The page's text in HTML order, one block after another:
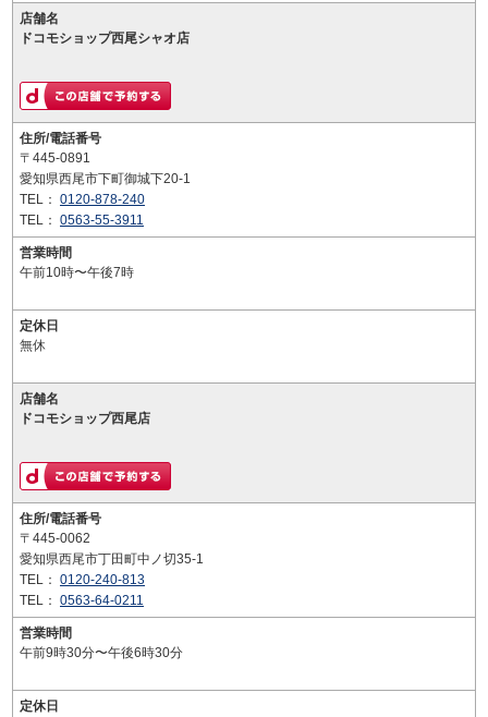
店舗名
ドコモショップ西尾シャオ店
住所/電話番号
〒445-0891
愛知県西尾市下町御城下20-1
TEL： 0120-878-240
TEL： 0563-55-3911
営業時間
午前10時〜午後7時
定休日
無休
店舗名
ドコモショップ西尾店
住所/電話番号
〒445-0062
愛知県西尾市丁田町中ノ切35-1
TEL： 0120-240-813
TEL： 0563-64-0211
営業時間
午前9時30分〜午後6時30分
定休日